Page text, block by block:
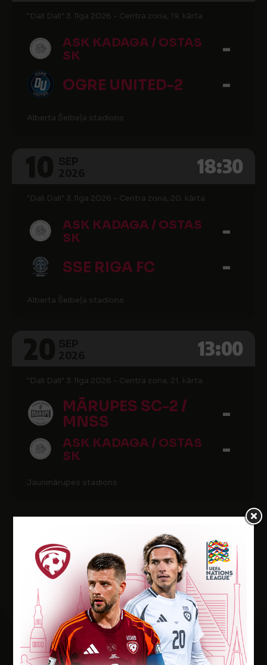
"Dali Dali" 3. līga 2026 - Centra zona, 19. kārta
ASK KADAGA / OSTAS
SK
-
OGRE UNITED-2 -
Alberta Šeibeļa stadions
18:30
"Dali Dali" 3. līga 2026 - Centra zona, 20. kārta
ASK KADAGA / OSTAS
SK
-
SSE RIGA FC -
Alberta Šeibeļa stadions
13:00
"Dali Dali" 3. līga 2026 - Centra zona, 21. kārta
MĀRUPES SC-2 /
MNSS
-
ASK KADAGA / OSTAS
SK
-
Jaunmārupes stadions